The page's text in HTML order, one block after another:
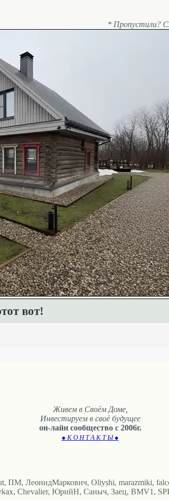
* Пропустили?
вот!
Живем в Своём Доме,
Инвестируем в своё будущее
он-лайн сообщество с 2006г.
● К О Н Т А К Т Ы ●
ПМ, ЛеонидМаркович, Oliyshi, marazmiki,
Chevalier, ЮрийН, Саныч, Заец, BMV1,